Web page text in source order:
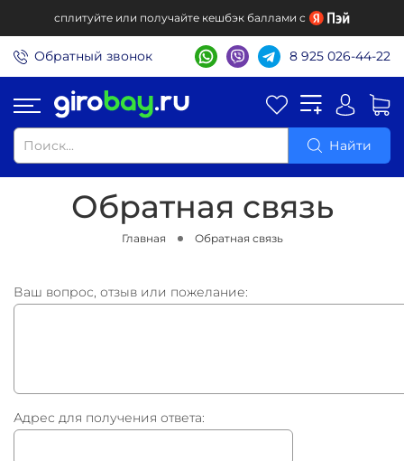
сплитуйте или получайте кешбэк баллами с
Обратный звонок 8 925 026-44-22
Найти
Обратная связь
Главная Обратная связь
Ваш вопрос, отзыв или пожелание:
Адрес для получения ответа: